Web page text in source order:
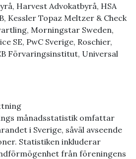
Harvest Advokatbyrå, HSA
Kessler Topaz Meltzer & Check
Morningstar Sweden,
SE, PwC Sverige, Roschier,
Förvaringsinstitut, Universal
månadsstatistik omfattar
i Sverige, såväl avseende
Statistiken inkluderar
från föreningens